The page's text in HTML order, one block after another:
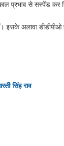
प्रभाव से सस्पेंड कर
इसके अलावा
सिंह राव